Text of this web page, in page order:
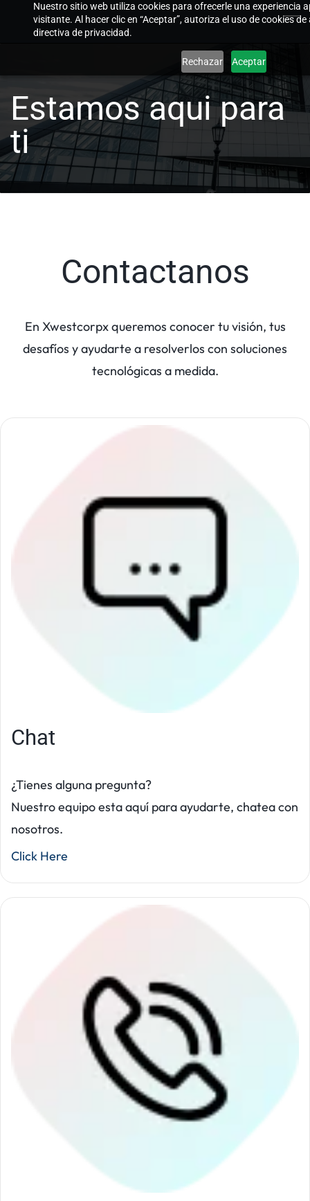
Nuestro sitio web utiliza cookies para ofrecerle una experiencia
visitante. Al hacer clic en “Aceptar”, autoriza el uso de cookies
directiva de privacidad.
Rechazar Aceptar
content
Estamos aqui para
ti
Contactanos
En Xwestcorpx queremos conocer tu visión, tus
desafíos y ayudarte a resolverlos con soluciones
tecnológicas a medida.
Chat
¿Tienes alguna pregunta?
Nuestro equipo esta aquí para ayudarte, chatea con
nosotros.
Click Here